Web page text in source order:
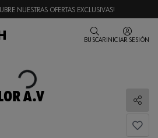
NUESTRAS OFERTAS EXCLUSIVAS!
BUSCAR INICIAR SESIÓN
Loading...A.V